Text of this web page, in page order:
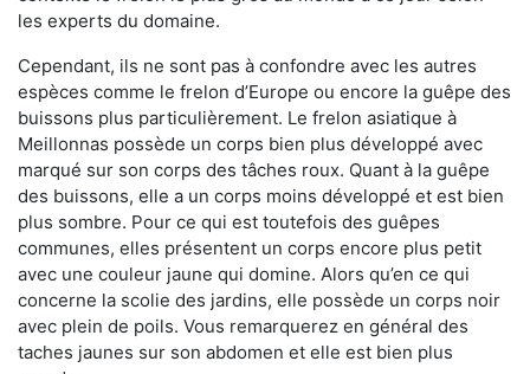
les experts du domaine.
Cependant, ils ne sont pas à confondre avec les autres
espèces comme le frelon d’Europe ou encore la guêpe des
buissons plus particulièrement. Le frelon asiatique à
Meillonnas possède un corps bien plus développé avec
marqué sur son corps des tâches roux. Quant à la guêpe
des buissons, elle a un corps moins développé et est bien
plus sombre. Pour ce qui est toutefois des guêpes
communes, elles présentent un corps encore plus petit
avec une couleur jaune qui domine. Alors qu’en ce qui
concerne la scolie des jardins, elle possède un corps noir
avec plein de poils. Vous remarquerez en général des
taches jaunes sur son abdomen et elle est bien plus